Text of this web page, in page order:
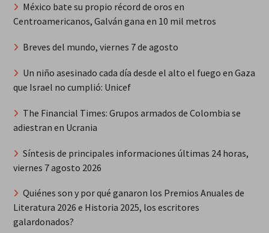
México bate su propio récord de oros en
Centroamericanos, Galván gana en 10 mil metros
Breves del mundo, viernes 7 de agosto
Un niño asesinado cada día desde el alto el fuego en Gaza
que Israel no cumplió: Unicef
The Financial Times: Grupos armados de Colombia se
adiestran en Ucrania
Síntesis de principales informaciones últimas 24 horas,
viernes 7 agosto 2026
Quiénes son y por qué ganaron los Premios Anuales de
Literatura 2026 e Historia 2025, los escritores
galardonados?